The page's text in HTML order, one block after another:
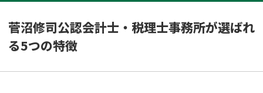
菅沼修司公認会計士・税理士事務所が選ばれ
る5つの特徴